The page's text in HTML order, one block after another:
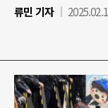
류민 기자